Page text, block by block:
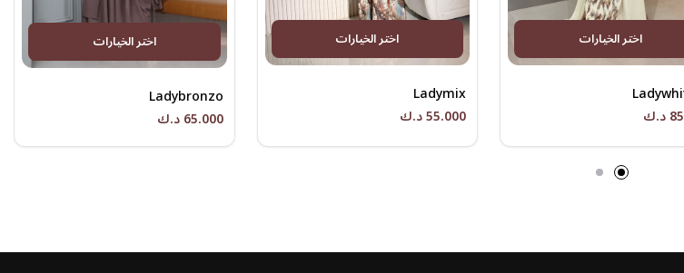
اختر الخيارات اختر الخيارات
Ladymix
55.000 د.ك
اختر الخيارات
Ladybronzo
65.000 د.ك